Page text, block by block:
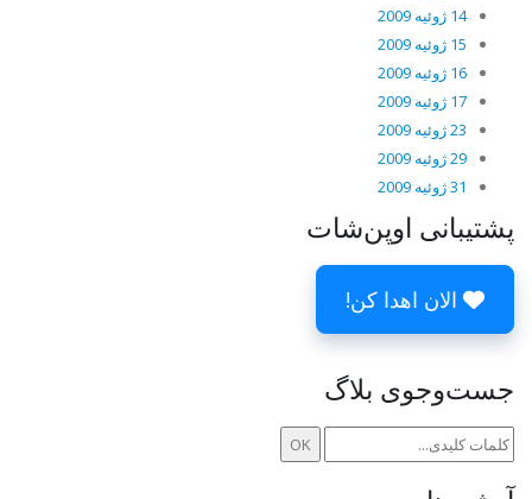
14 ژوئیه 2009
15 ژوئیه 2009
16 ژوئیه 2009
17 ژوئیه 2009
23 ژوئیه 2009
29 ژوئیه 2009
31 ژوئیه 2009
پشتیبانی اوپن‌شات
الان اهدا کن!
جست‌وجوی بلاگ